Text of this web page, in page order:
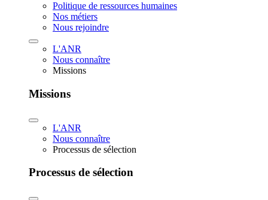
Politique de ressources humaines
Nos métiers
Nous rejoindre
L'ANR
Nous connaître
Missions
Missions
L'ANR
Nous connaître
Processus de sélection
Processus de sélection